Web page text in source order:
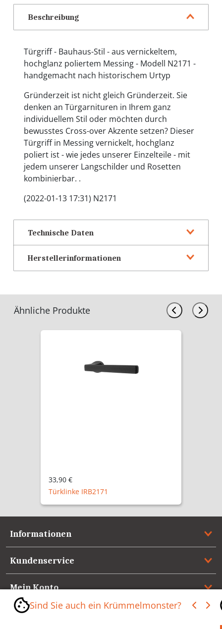
Beschreibung
Türgriff - Bauhaus-Stil - aus vernickeltem,
hochglanz poliertem Messing - Modell N2171 -
handgemacht nach historischem Urtyp
Gründerzeit ist nicht gleich Gründerzeit. Sie
denken an Türgarnituren in Ihrem ganz
individuellem Stil oder möchten durch
bewusstes Cross-over Akzente setzen? Dieser
Türgriff in Messing vernickelt, hochglanz
poliert ist - wie jedes unserer Einzelteile - mit
jedem unserer Langschilder und Rosetten
kombinierbar. .
(2022-01-13 17:31) N2171
Technische Daten
Herstellerinformationen
Ähnliche Produkte
33,90 €
Türklinke IRB2171
Informationen
Kundenservice
Mein Konto
Referenzen
Sind Sie auch ein Krümmelmonster?